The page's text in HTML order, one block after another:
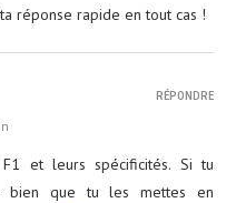
réponse rapide en tout cas !
et leurs spécificités. Si tu
bien que tu les mettes en
RÉPONDRE